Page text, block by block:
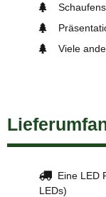
Viele
Eine LED
LEDs)